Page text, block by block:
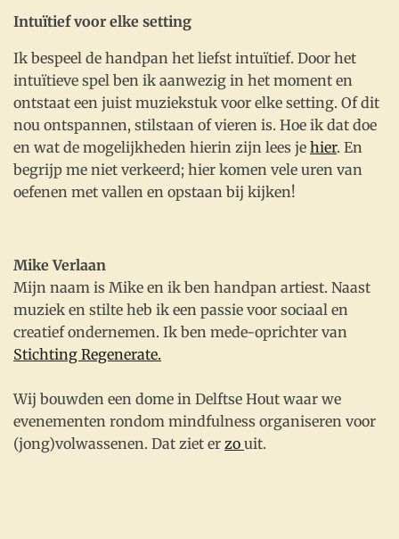
Intuïtief voor elke setting
Ik bespeel de handpan het liefst intuïtief. Door het
intuïtieve spel ben ik aanwezig in het moment en
ontstaat een juist muziekstuk voor elke setting. Of dit
nou ontspannen, stilstaan of vieren is. Hoe ik dat doe
en wat de mogelijkheden hierin zijn lees je hier. En
begrijp me niet verkeerd; hier komen vele uren van
oefenen met vallen en opstaan bij kijken!
Mike Verlaan
Mijn naam is Mike en ik ben handpan artiest. Naast
muziek en stilte heb ik een passie voor sociaal en
creatief ondernemen. Ik ben mede-oprichter van
Stichting Regenerate.
Wij bouwden een dome in Delftse Hout waar we
evenementen rondom mindfulness organiseren voor
(jong)volwassenen. Dat ziet er zo uit.